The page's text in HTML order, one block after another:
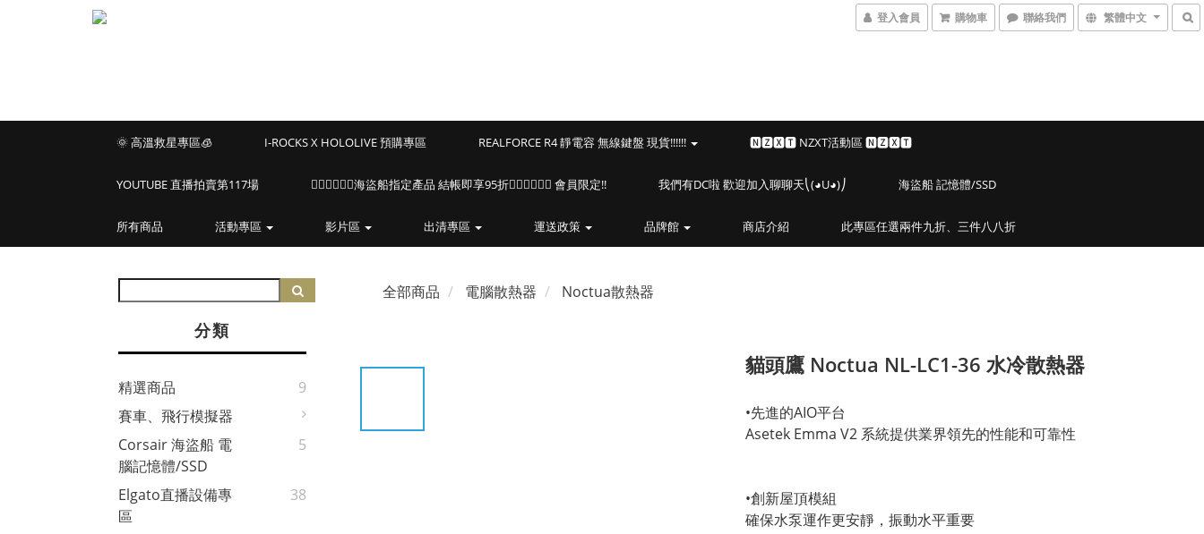
登入會員 購物車 聯絡我們 繁體中文
🌞 高溫救星專區🧊 I-ROCKS X HOLOLIVE 預購專區 REALFORCE R4 靜電容 無線鍵盤 現貨!!!!!! 🅽🆉🆇🆃 NZXT活動區 🅽🆉🆇🆃
YOUTUBE 直播拍賣第117場 🏴‍☠️🏴‍☠️🏴‍☠️海盜船指定產品 結帳即享95折🏴‍☠️🏴‍☠️🏴‍☠️ 會員限定!! 我們有DC啦 歡迎加入聊聊天⎝(◕U◕)⎠ 海盜船 記憶體/SSD
所有商品 活動專區 影片區 出清專區 運送政策 品牌館 商店介紹 此專區任選兩件九折、三件八八折
分類
精選商品
9
賽車、飛行模擬器
Corsair 海盜船 電
腦記憶體/SSD
5
Elgato直播設備專
區
38
全部商品 電腦散熱器 Noctua散熱器
貓頭鷹 Noctua NL-LC1-36 水冷散熱器
•先進的AIO平台
Asetek Emma V2 系統提供業界領先的性能和可靠性
•創新屋頂模組
確保水泵運作更安靜，振動水平重要